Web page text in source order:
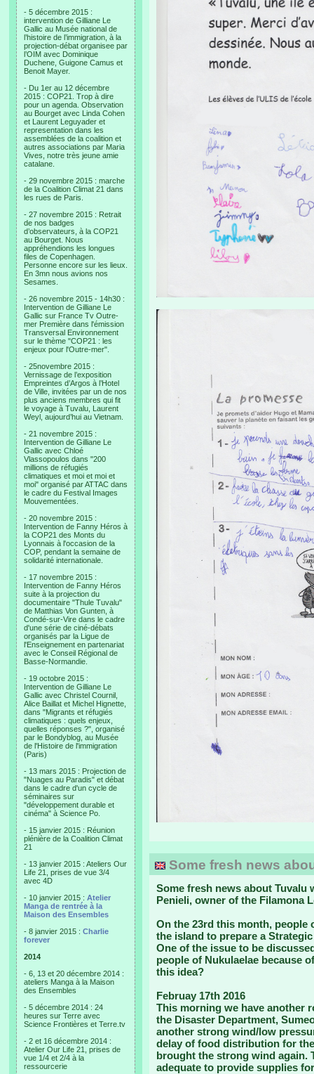
- 5 décembre 2015 :
intervention de Gilliane Le
Gallic au Musée national de
l’histoire de l’immigration, à la
projection-débat organisee par
l’OIM avec Dominique
Duchene, Guigone Camus et
Benoit Mayer.
- Du 1er au 12 décembre
2015 : COP21. Trop à dire
pour un agenda. Observation
au Bourget avec Linda Cohen
et Laurent Leguyader et
representation dans les
assemblées de la coalition et
autres associations par Maria
Vives, notre très jeune amie
catalane.
- 29 novembre 2015 : marche
de la Coalition Climat 21 dans
les rues de Paris.
- 27 novembre 2015 : Retrait
de nos badges
d’observateurs, à la COP21
au Bourget. Nous
appréhendions les longues
files de Copenhagen.
Personne encore sur les lieux.
En 3mn nous avions nos
Sesames.
- 26 novembre 2015 - 14h30 :
Intervention de Gilliane Le
Gallic sur France Tv Outre-
mer Première dans l'émission
Transversal Environnement
sur le thème "COP21 : les
enjeux pour l'Outre-mer".
- 25novembre 2015 :
Vernissage de l’exposition
Empreintes d’Argos à l’Hotel
de Ville, invitées par un de nos
plus anciens membres qui fit
le voyage à Tuvalu, Laurent
Weyl, aujourd’hui au Vietnam.
- 21 novembre 2015 :
Intervention de Gilliane Le
Gallic avec Chloé
Vlassopoulos dans "200
millions de réfugiés
climatiques et moi et moi et
moi" organisé par ATTAC dans
le cadre du Festival Images
Mouvementées.
- 20 novembre 2015 :
Intervention de Fanny Héros à
la COP21 des Monts du
Lyonnais à l'occasion de la
COP, pendant la semaine de
solidarité internationale.
- 17 novembre 2015 :
Intervention de Fanny Héros
suite à la projection du
documentaire "Thule Tuvalu"
de Matthias Von Gunten, à
Condé-sur-Vire dans le cadre
d'une série de ciné-débats
organisés par la Ligue de
l'Enseignement en partenariat
avec le Conseil Régional de
Basse-Normandie.
- 19 octobre 2015 :
Intervention de Gilliane Le
Gallic avec Christel Cournil,
Alice Baillat et Michel Hignette,
dans "Migrants et réfugiés
climatiques : quels enjeux,
quelles réponses ?", organisé
par le Bondyblog, au Musée
de l'Histoire de l'immigration
(Paris)
- 13 mars 2015 : Projection de
"Nuages au Paradis" et débat
dans le cadre d'un cycle de
séminaires sur
"développement durable et
cinéma" à Science Po.
- 15 janvier 2015 : Réunion
plénière de la Coalition Climat
21
- 13 janvier 2015 : Ateliers Our
Life 21, prises de vue 3/4
avec 4D
- 10 janvier 2015 : Atelier
Manga de rentrée à la
Maison des Ensembles
- 8 janvier 2015 : Charlie
forever
2014
- 6, 13 et 20 décembre 2014 :
ateliers Manga à la Maison
des Ensembles
- 5 décembre 2014 : 24
heures sur Terre avec
Science Frontières et Terre.tv
- 2 et 16 décembre 2014 :
Atelier Our Life 21, prises de
vue 1/4 et 2/4 à la
ressourcerie
Some fresh news
Some fresh news about Tuvalu
Penieli, owner of the Filamona
On the 23rd this month, people
the island to prepare a
One of the issue to be
people of Nukulaelae because
this idea?
Februay 17th 2016
This morning we have another
the Disaster Department,
another strong wind/low
delay of food distribution for
brought the strong wind again.
adequate to provide supplies